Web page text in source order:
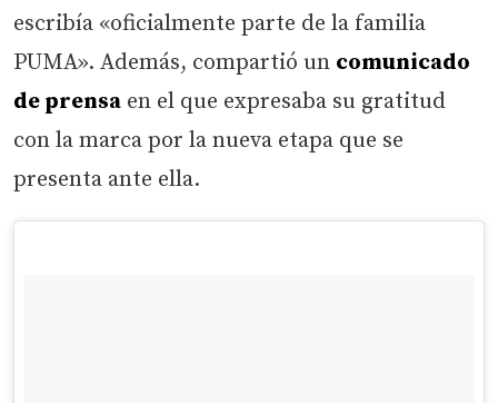
escribía «oficialmente parte de la familia
PUMA». Además, compartió un comunicado
de prensa en el que expresaba su gratitud
con la marca por la nueva etapa que se
presenta ante ella.